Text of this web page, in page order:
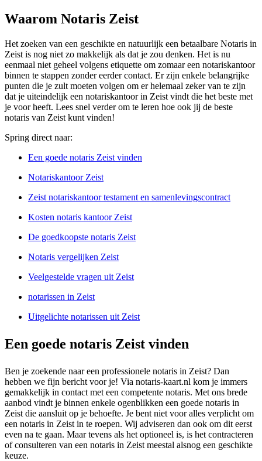
Waarom Notaris Zeist
Het zoeken van een geschikte en natuurlijk een betaalbare Notaris in
Zeist is nog niet zo makkelijk als dat je zou denken. Het is nu
eenmaal niet geheel volgens etiquette om zomaar een notariskantoor
binnen te stappen zonder eerder contact. Er zijn enkele belangrijke
punten die je zult moeten volgen om er helemaal zeker van te zijn
dat je uiteindelijk een notariskantoor in Zeist vindt die het beste met
je voor heeft. Lees snel verder om te leren hoe ook jij de beste
notaris van Zeist kunt vinden!
Spring direct naar:
Een goede notaris Zeist vinden
Notariskantoor Zeist
Zeist notariskantoor testament en samenlevingscontract
Kosten notaris kantoor Zeist
De goedkoopste notaris Zeist
Notaris vergelijken Zeist
Veelgestelde vragen uit Zeist
notarissen in Zeist
Uitgelichte notarissen uit Zeist
Een goede notaris Zeist vinden
Ben je zoekende naar een professionele notaris in Zeist? Dan
hebben we fijn bericht voor je! Via notaris-kaart.nl kom je immers
gemakkelijk in contact met een competente notaris. Met ons brede
aanbod vindt je binnen enkele ogenblikken een goede notaris in
Zeist die aansluit op je behoefte. Je bent niet voor alles verplicht om
een notaris in Zeist in te roepen. Wij adviseren dan ook om dit eerst
even na te gaan. Maar tevens als het optioneel is, is het contracteren
of consulteren van een notaris in Zeist meestal alsnog een geschikte
keuze.